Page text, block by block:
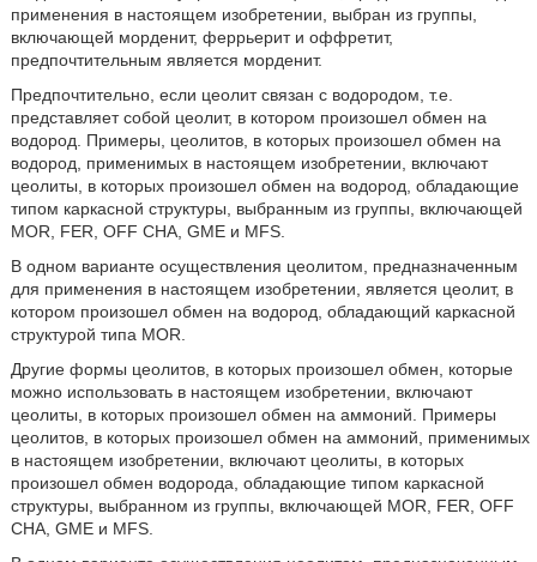
применения в настоящем изобретении, выбран из группы,
включающей морденит, феррьерит и оффретит,
предпочтительным является морденит.
Предпочтительно, если цеолит связан с водородом, т.е.
представляет собой цеолит, в котором произошел обмен на
водород. Примеры, цеолитов, в которых произошел обмен на
водород, применимых в настоящем изобретении, включают
цеолиты, в которых произошел обмен на водород, обладающие
типом каркасной структуры, выбранным из группы, включающей
MOR, FER, OFF СНА, GME и MFS.
В одном варианте осуществления цеолитом, предназначенным
для применения в настоящем изобретении, является цеолит, в
котором произошел обмен на водород, обладающий каркасной
структурой типа MOR.
Другие формы цеолитов, в которых произошел обмен, которые
можно использовать в настоящем изобретении, включают
цеолиты, в которых произошел обмен на аммоний. Примеры
цеолитов, в которых произошел обмен на аммоний, применимых
в настоящем изобретении, включают цеолиты, в которых
произошел обмен водорода, обладающие типом каркасной
структуры, выбранном из группы, включающей MOR, FER, OFF
СНА, GME и MFS.